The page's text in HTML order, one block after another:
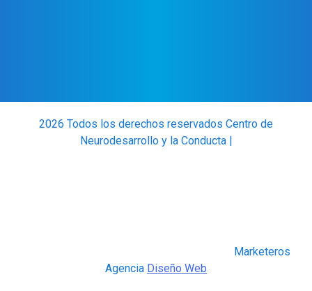
2026 Todos los derechos reservados Centro de
Neurodesarrollo y la Conducta |
Marketeros
Agencia Diseño Web